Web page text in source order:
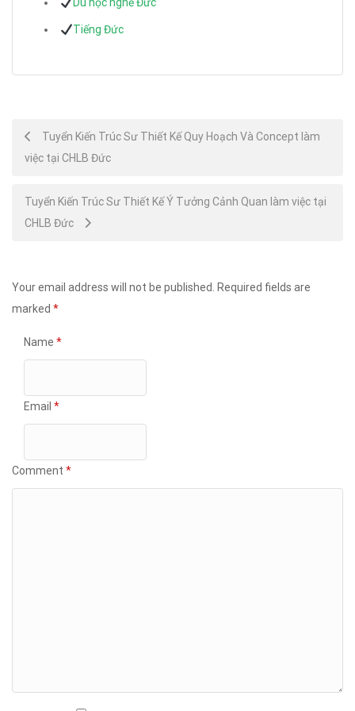
Tiếng Đức
Post
navigation
Tuyển Kiến Trúc Sư Thiết Kế Quy Hoạch Và Concept làm
việc tại CHLB Đức
Tuyển Kiến Trúc Sư Thiết Kế Ý Tưởng Cảnh Quan làm việc tại
CHLB Đức
Your email address will not be published.
Required fields are
marked *
Name *
Email *
Comment *